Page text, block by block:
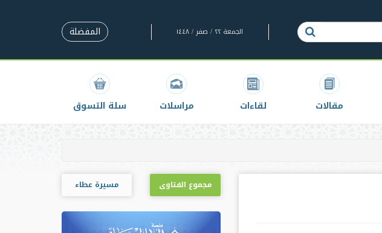
الجمعة ٢٢ / صفر / ١٤٤٨ المفضلة
مقالات لقاءات مراسلات سلة التسوق
مجموع الفتاوى مسيرة عطاء